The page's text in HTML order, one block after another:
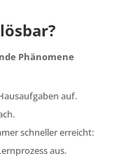
Phänomene
auf.
schneller erreicht:
aus.